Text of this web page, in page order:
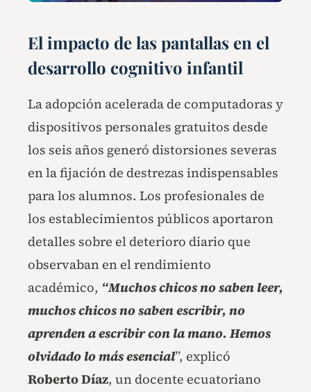
El impacto de las pantallas en el
desarrollo cognitivo infantil
La adopción acelerada de computadoras y
dispositivos personales gratuitos desde
los seis años generó distorsiones severas
en la fijación de destrezas indispensables
para los alumnos. Los profesionales de
los establecimientos públicos aportaron
detalles sobre el deterioro diario que
observaban en el rendimiento
académico, “Muchos chicos no saben leer,
muchos chicos no saben escribir, no
aprenden a escribir con la mano. Hemos
olvidado lo más esencial”, explicó
Roberto Díaz, un docente ecuatoriano